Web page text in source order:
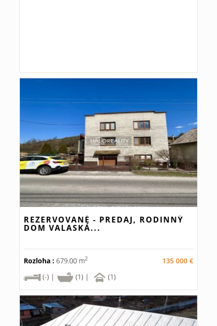
REZERVOVANÉ - PREDAJ, RODINNÝ
DOM VALASKÁ...
Rozloha : 679.00 m2
135 000 €
(-) |
(1) | (1)